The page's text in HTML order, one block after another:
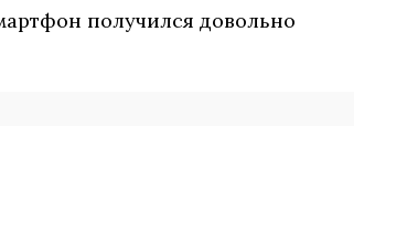
получился довольно